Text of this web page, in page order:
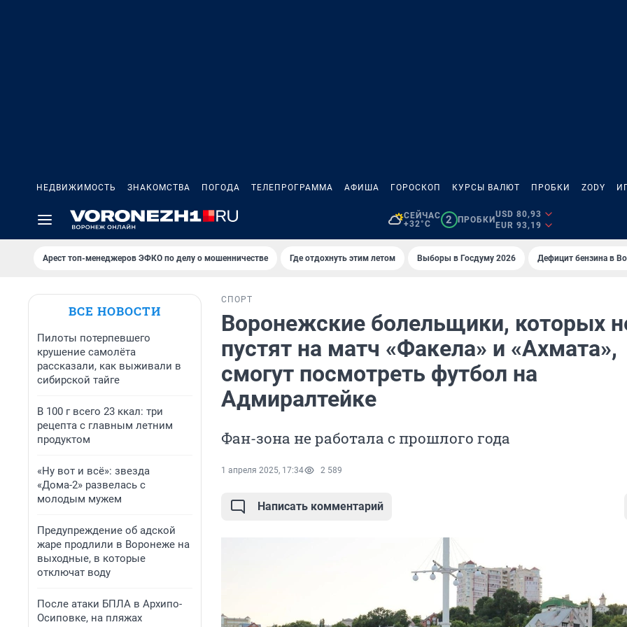
НЕДВИЖИМОСТЬ ЗНАКОМСТВА ПОГОДА ТЕЛЕПРОГРАММА АФИША ГОРОСКОП КУРСЫ ВАЛЮТ ПРОБКИ ZODY
СЕЙЧАС
+32°C
2 ПРОБКИ
USD 80,93
EUR 93,19
Арест топ-менеджеров ЭФКО по делу о мошенничестве Где отдохнуть этим летом Выборы в Госдуму 2026 Дефицит бензина в
ВСЕ НОВОСТИ
Пилоты потерпевшего
крушение самолёта
рассказали, как выживали в
сибирской тайге
В 100 г всего 23 ккал: три
рецепта с главным летним
продуктом
«Ну вот и всё»: звезда
«Дома-2» развелась с
молодым мужем
Предупреждение об адской
жаре продлили в Воронеже на
выходные, в которые
отключат воду
После атаки БПЛА в Архипо-
Осиповке, на пляжах
СПОРТ
Воронежские болельщики, которых
пустят на матч «Факела» и «Ахмата»,
смогут посмотреть футбол на
Адмиралтейке
Фан-зона не работала с прошлого года
1 апреля 2025, 17:34 2 589
Написать комментарий